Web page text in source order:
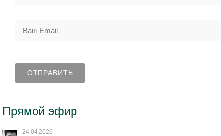
Прямой эфир
24.04.2026